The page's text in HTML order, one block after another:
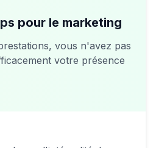
pour le marketing
vous n'avez pas
votre présence